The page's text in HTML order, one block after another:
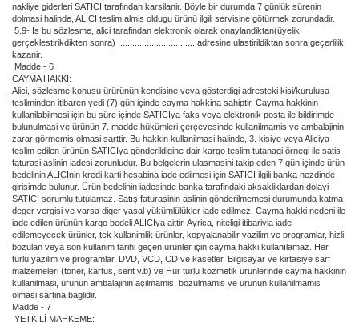
nakliye giderleri SATICI tarafindan karsilanir. Böyle bir durumda 7 günlük sürenin
dolmasi halinde, ALICI teslim almis oldugu ürünü ilgili servisine götürmek zorundadir.
5.9- Is bu sözlesme, alici tarafindan elektronik olarak onaylandiktan(üyelik
gerçeklestirikdikten sonra) ................................ adresine ulastirildiktan sonra geçerlilik
kazanir.
Madde - 6
CAYMA HAKKI:
Alici, sözlesme konusu ürürünün kendisine veya gösterdigi adresteki kisi/kurulusa
tesliminden itibaren yedi (7) gün içinde cayma hakkina sahiptir. Cayma hakkinin
kullanilabilmesi için bu süre içinde SATICIya faks veya elektronik posta ile bildirimde
bulunulmasi ve ürünün 7. madde hükümleri çerçevesinde kullanilmamis ve ambalajinin
zarar görmemis olmasi sarttir. Bu hakkin kullanilmasi halinde, 3. kisiye veya Aliciya
teslim edilen ürünün SATICIya gönderildigine dair kargo teslim tutanagi örnegi ile satis
faturasi aslinin iadesi zorunludur. Bu belgelerin ulasmasini takip eden 7 gün içinde ürün
bedelinin ALICInin kredi karti hesabina iade edilmesi için SATICI ilgili banka nezdinde
girisimde bulunur. Ürün bedelinin iadesinde banka tarafindaki aksakliklardan dolayi
SATICI sorumlu tutulamaz. Satış faturasinin aslinin gönderilmemesi durumunda katma
deger vergisi ve varsa diger yasal yükümlülükler iade edilmez. Cayma hakki nedeni ile
iade edilen ürünün kargo bedeli ALICIya aittir. Ayrica, niteligi itibariyla iade
edilemeyecek ürünler, tek kullanimlik ürünler, kopyalanabilir yazilim ve programlar, hizli
bozulan veya son kullanim tarihi geçen ürünler için cayma hakki kullanılamaz. Her
türlü yazilim ve programlar, DVD, VCD, CD ve kasetler, Bilgisayar ve kirtasiye sarf
malzemeleri (toner, kartus, serit v.b) ve Hür türlü kozmetik ürünlerinde cayma hakkinin
kullanilmasi, ürünün ambalajinin açilmamis, bozulmamis ve ürünün kullanilmamis
olmasi sartina baglidir.
Madde - 7
YETKİLİ MAHKEME: